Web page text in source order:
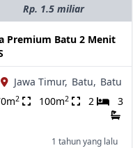
Rp. 1.5 miliar
Premium Batu 2 Menit
Jawa Timur, Batu, Batu
2 100m2 2 3
1 tahun yang lalu